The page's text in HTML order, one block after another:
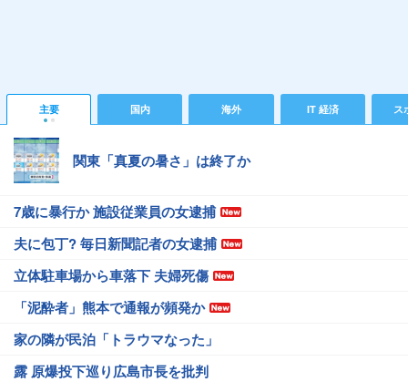
主要 国内 海外 IT 経済 ス
関東「真夏の暑さ」は終了か
7歳に暴行か 施設従業員の女逮捕
夫に包丁? 毎日新聞記者の女逮捕
立体駐車場から車落下 夫婦死傷
「泥酔者」熊本で通報が頻発か
家の隣が民泊「トラウマなった」
露 原爆投下巡り広島市長を批判